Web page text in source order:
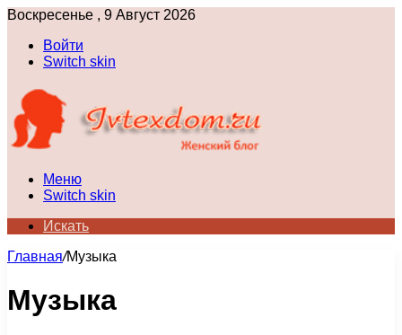
Воскресенье , 9 Август 2026
Войти
Switch skin
Меню
Switch skin
Искать
Главная/Музыка
Музыка